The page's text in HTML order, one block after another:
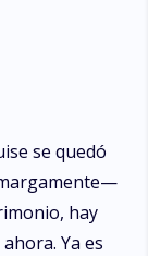
se quedó
hay
Ya es